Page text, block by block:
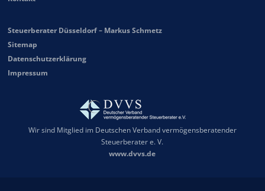
Steuerberater Düsseldorf – Markus Schmetz
Sitemap
Datenschutzerklärung
Impressum
Wir sind Mitglied im Deutschen Verband vermögensberatender
Steuerberater e. V.
www.dvvs.de